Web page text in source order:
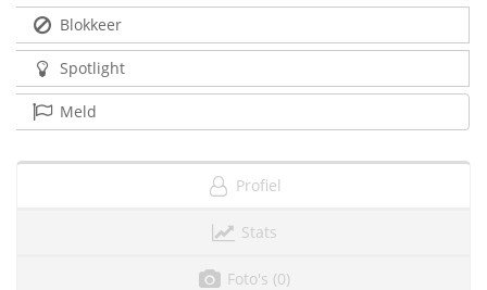
Blokkeer
Spotlight
Meld
Profiel
Stats
Foto's (0)